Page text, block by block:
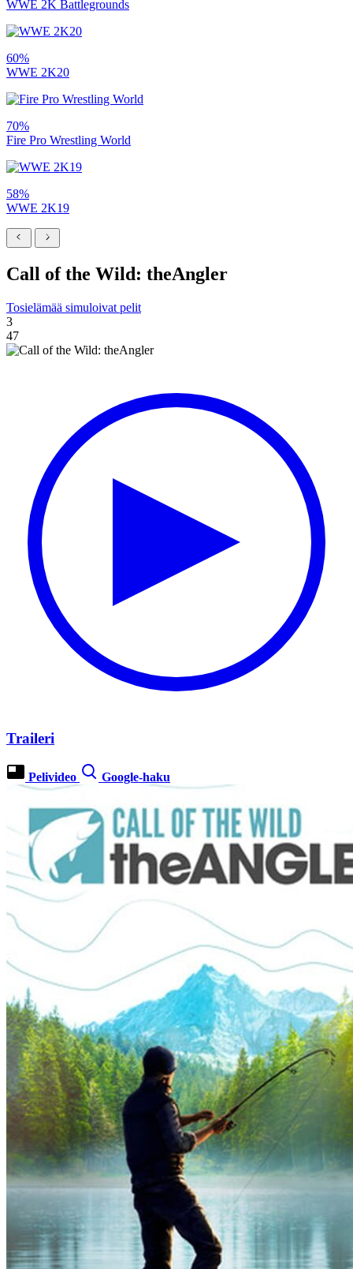
WWE 2K Battlegrounds
60%
WWE 2K20
70%
Fire Pro Wrestling World
58%
WWE 2K19
Call of the Wild: theAngler
Tosielämää simuloivat pelit
3
47
Traileri
Pelivideo Google-haku